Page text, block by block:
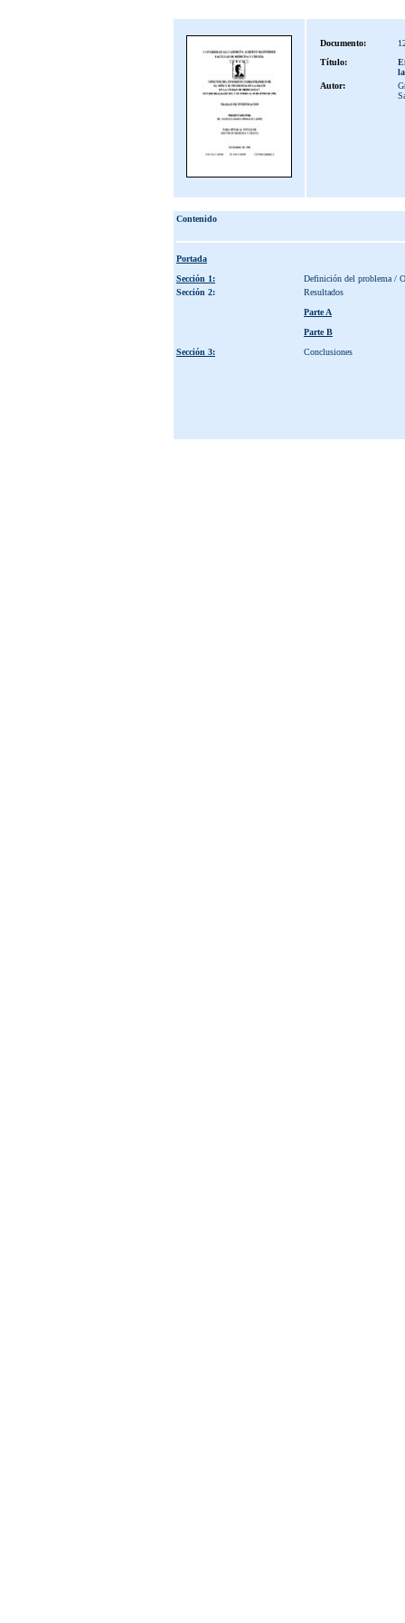
Documento:
Título:
Autor:
Contenido
Portada
Sección 1:
Definición del problema /
Sección 2:
Resultados
Parte A
Parte B
Sección 3:
Conclusiones